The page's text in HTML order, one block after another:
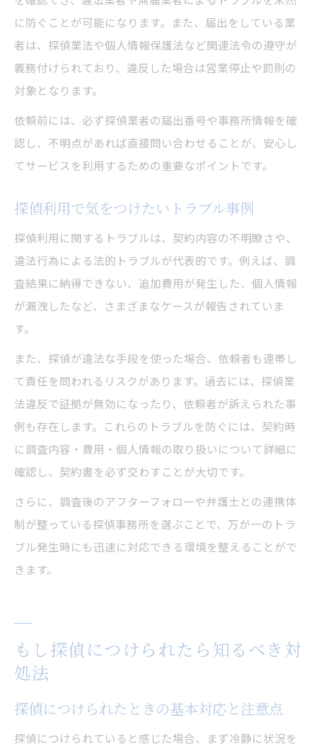
に防ぐことが可能になります。また、届出をしている業
者は、探偵業法や個人情報保護法など関連法令の遵守が
義務付けられており、違反した場合は営業停止や罰則の
対象となります。
依頼前には、必ず探偵業者の届出番号や事務所情報を確
認し、不明点があれば直接問い合わせることが、安心し
てサービスを利用するための重要なポイントです。
探偵利用で気をつけたいトラブル事例
探偵利用に関するトラブルは、契約内容の不明瞭さや、
違法行為による法的トラブルが代表的です。例えば、調
査結果に納得できない、追加費用が発生した、個人情報
が漏洩したなど、さまざまなケースが報告されていま
す。
また、探偵が違法な手段を使った場合、依頼者も連帯し
て責任を問われるリスクがあります。過去には、探偵業
法違反で証拠が無効になったり、依頼者が訴えられた事
例も存在します。これらのトラブルを防ぐには、契約時
に調査内容・費用・個人情報の取り扱いについて詳細に
確認し、契約書を必ず交わすことが大切です。
さらに、調査後のアフターフォローや弁護士との連携体
制が整っている探偵事務所を選ぶことで、万が一のトラ
ブル発生時にも迅速に対応できる環境を整えることがで
きます。
もし探偵につけられたら知るべき対
処法
探偵につけられたときの基本対応と注意点
探偵につけられていると感じた場合、まず冷静に状況を